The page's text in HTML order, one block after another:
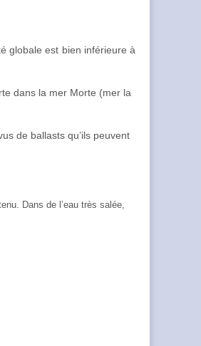
globale est bien inférieure à
dans la mer Morte (mer la
de ballasts qu’ils peuvent
Dans de l’eau très salée,